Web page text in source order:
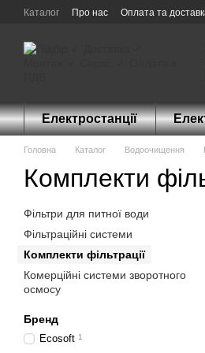
Перейти до основного контенту
Каталог Про нас Оплата та
Електростанції
Головна Каталог Водоочищення
Комплекти
Фільтри для питної води
Фільтраційні системи
Комплекти фільтрації
Комерційні системи зворотного
осмосу
Бренд
Ecosoft 1